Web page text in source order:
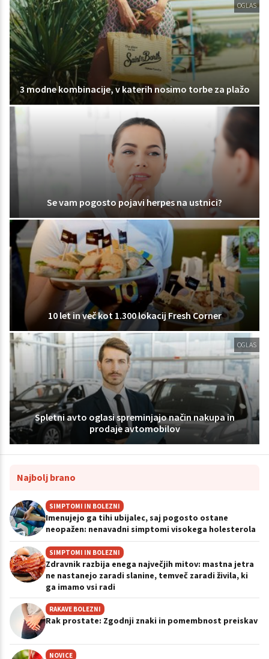
OGLAS
3 modne kombinacije, v katerih nosimo torbe za plažo
Se vam pogosto pojavi herpes na ustnici?
10 let in več kot 1.300 lokacij Fresh Corner
OGLAS
Spletni avto oglasi spreminjajo način nakupa in
prodaje avtomobilov
Najbolj brano
SIMPTOMI IN BOLEZNI
Imenujejo ga tihi ubijalec, saj pogosto ostane
neopažen: nenavadni simptomi visokega holesterola
SIMPTOMI IN BOLEZNI
Zdravnik razbija enega največjih mitov: mastna jetra
ne nastanejo zaradi slanine, temveč zaradi živila, ki
ga imamo vsi radi
RAKAVE BOLEZNI
Rak prostate: Zgodnji znaki in pomembnost preiskav
NOVICE